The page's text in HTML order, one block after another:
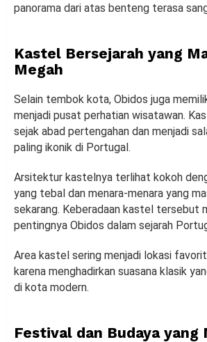
panorama dari atas benteng terasa
Kastel Bersejarah yang
Megah
Selain tembok kota, Obidos juga
menjadi pusat perhatian wisatawan.
sejak abad pertengahan dan menjadi
paling ikonik di Portugal.
Arsitektur kastelnya terlihat kokoh
yang tebal dan menara-menara yang
sekarang. Keberadaan kastel tersebut
pentingnya Obidos dalam sejarah
Area kastel sering menjadi lokasi
karena menghadirkan suasana klasik
di kota modern.
Festival dan Budaya yang